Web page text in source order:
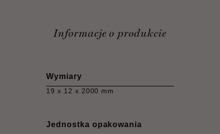
Informacje o produkcie
Wymiary
19 x 12 x 2000 mm
Jednostka opakowania